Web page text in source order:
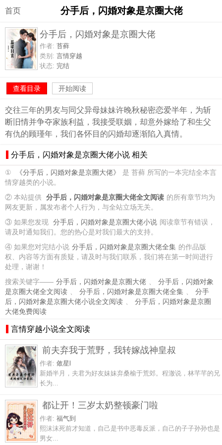
首页 分手后，闪婚对象是京圈大佬
分手后，闪婚对象是京圈大佬
作者: 苔藓
类别: 言情穿越
状态: 完结
查看目录 开始阅读
交往三年的男友与同父异母妹妹许晚秋秘密恋爱半年，为斩
断旧情并争夺家族利益，我接受联姻，却意外嫁给了和生父
有仇的顾瑾年，我们各怀目的闪婚却逐渐陷入真情。
分手后，闪婚对象是京圈大佬小说 相关
① 《分手后，闪婚对象是京圈大佬》
是 苔藓 所写的一本完结全本言
情穿越类的小说。
② 本站提供 分手后，闪婚对象是京圈大佬全文阅读 的所有章节均为
网友更新，属发布者个人行为，与全站立场无关。
③ 如果您发现 分手后，闪婚对象是京圈大佬小说 阅读章节有错误，
请及时通知我们。您的热心是对我们最大的支持。
④ 如果您对完结小说 分手后，闪婚对象是京圈大佬全集 的作品版
权、内容等方面有质疑，请及时与我们联系，我们将在第一时间进行
处理，谢谢！
搜索关键字—— 分手后，闪婚对象是京圈大佬 、
分手后，闪婚对象
是京圈大佬全文阅读 、 分手后，闪婚对象是京圈大佬全集 、
分手
后，闪婚对象是京圈大佬小说全文阅读 、
分手后，闪婚对象是京圈
大佬免费阅读
言情穿越小说全文阅读
前夫弃我于荒野，我转嫁战神皇叔
作者: 敛星l
新婚半月，夫君为好友妹妹弃桑榆于荒郊。程澈说，林芊芊的兄
长为...
都让开！三岁太奶整顿豪门啦
作者: 福气到
熙沫沫死前才知道，自己是书中恶毒反派，自己的子子孙孙也是
男女...